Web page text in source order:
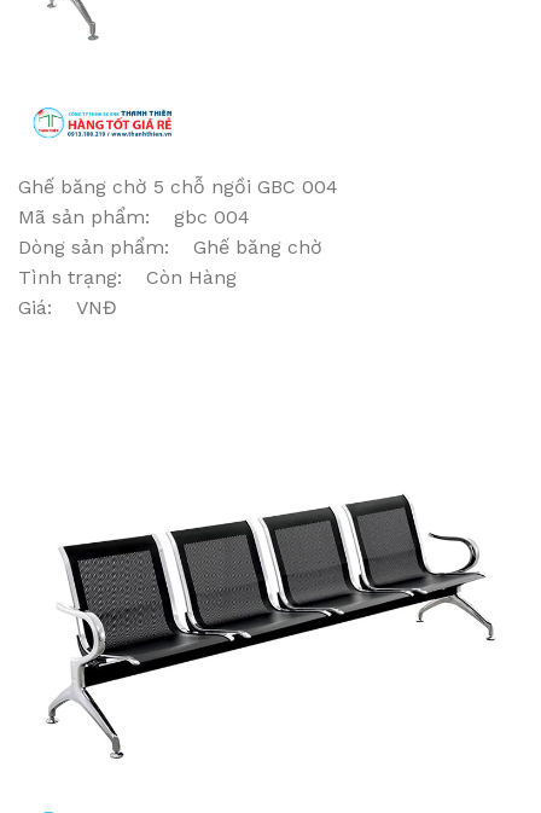
Ghế băng chờ 5 chỗ ngồi GBC 004
Mã sản phẩm: gbc 004
Dòng sản phẩm: Ghế băng chờ
Tình trạng: Còn Hàng
Giá: VNĐ